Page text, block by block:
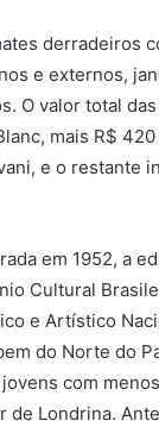
derradeiros
e externos,
O valor total
mais R$
e o restante
em 1952, a
Cultural
e Artístico
do Norte do
com
Londrina.